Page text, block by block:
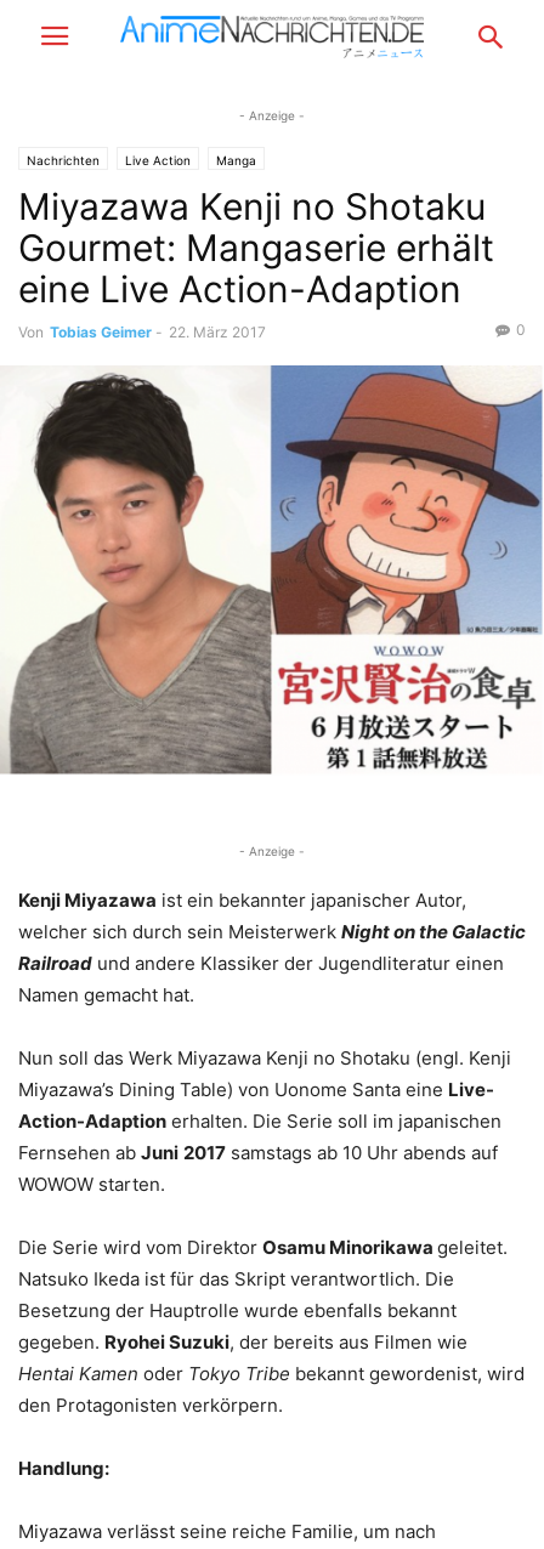
- Anzeige -
Nachrichten Live Action Manga
Miyazawa Kenji no Shotaku
Gourmet: Mangaserie erhält
eine Live Action-Adaption
Von Tobias Geimer - 22. März 2017 0
- Anzeige -
Kenji Miyazawa ist ein bekannter japanischer Autor,
welcher sich durch sein Meisterwerk Night on the Galactic
Railroad und andere Klassiker der Jugendliteratur einen
Namen gemacht hat.
Nun soll das Werk Miyazawa Kenji no Shotaku (engl. Kenji
Miyazawa’s Dining Table) von Uonome Santa eine Live-
Action-Adaption erhalten. Die Serie soll im japanischen
Fernsehen ab Juni 2017 samstags ab 10 Uhr abends auf
WOWOW starten.
Die Serie wird vom Direktor Osamu Minorikawa geleitet.
Natsuko Ikeda ist für das Skript verantwortlich. Die
Besetzung der Hauptrolle wurde ebenfalls bekannt
gegeben. Ryohei Suzuki, der bereits aus Filmen wie
Hentai Kamen oder Tokyo Tribe bekannt gewordenist, wird
den Protagonisten verkörpern.
Handlung:
Miyazawa verlässt seine reiche Familie, um nach